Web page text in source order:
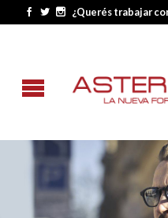
¿Querés trabajar